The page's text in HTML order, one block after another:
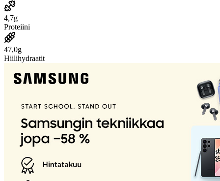
4,7g
Proteiini
47,0g
Hiilihydraatit